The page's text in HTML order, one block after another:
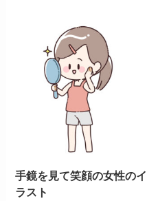
手鏡を見て笑顔の女性のイ
ラスト